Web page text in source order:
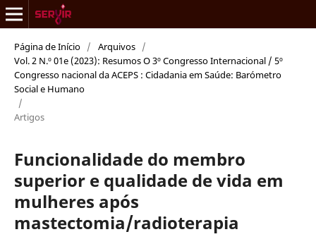
Página de Início / Arquivos /
Vol. 2 N.º 01e (2023): Resumos O 3º Congresso Internacional / 5º
Congresso nacional da ACEPS : Cidadania em Saúde: Barómetro
Social e Humano
/
Artigos
Funcionalidade do membro
superior e qualidade de vida em
mulheres após
mastectomia/radioterapia